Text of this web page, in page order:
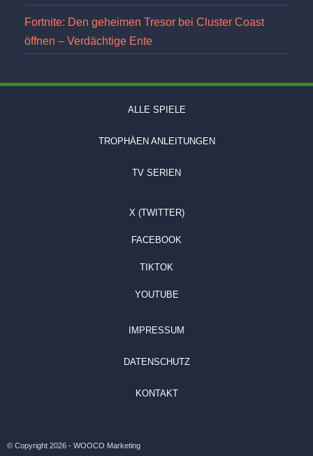
Fortnite: Den geheimen Tresor bei Cluster Coast
öffnen – Verdächtige Ente
ALLE SPIELE
TROPHÄEN ANLEITUNGEN
TV SERIEN
X (TWITTER)
FACEBOOK
TIKTOK
YOUTUBE
IMPRESSUM
DATENSCHUTZ
KONTAKT
© Copyright 2026 - WOOCO Marketing